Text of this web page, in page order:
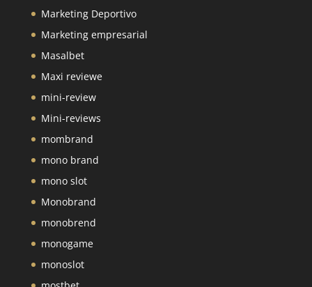
Marketing Deportivo
Marketing empresarial
Masalbet
Maxi reviewe
mini-review
Mini-reviews
mombrand
mono brand
mono slot
Monobrand
monobrend
monogame
monoslot